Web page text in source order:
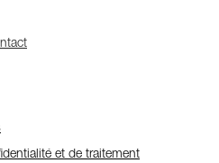
et de traitement